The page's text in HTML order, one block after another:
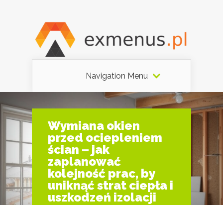
Navigation Menu
Wymiana okien
przed ociepleniem
ścian – jak
zaplanować
kolejność prac, by
uniknąć strat ciepła i
uszkodzeń izolacji